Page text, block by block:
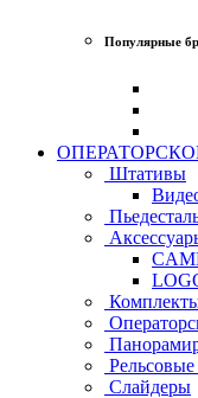
Популярные
Штативы
Слайдеры